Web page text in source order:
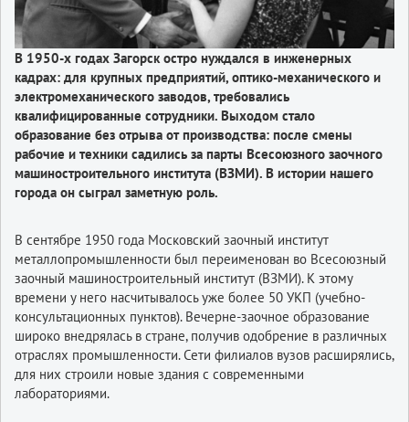
В 1950-х годах Загорск остро нуждался в инженерных
кадрах: для крупных предприятий, оптико-механического и
электромеханического заводов, требовались
квалифицированные сотрудники. Выходом стало
образование без отрыва от производства: после смены
рабочие и техники садились за парты Всесоюзного заочного
машиностроительного института (ВЗМИ). В истории нашего
города он сыграл заметную роль.
В сентябре 1950 года Московский заочный институт
металлопромышленности был переименован во Всесоюзный
заочный машиностроительный институт (ВЗМИ). К этому
времени у него насчитывалось уже более 50 УКП (учебно-
консультационных пунктов). Вечерне-заочное образование
широко внедрялась в стране, получив одобрение в различных
отраслях промышленности. Сети филиалов вузов расширялись,
для них строили новые здания с современными
лабораториями.